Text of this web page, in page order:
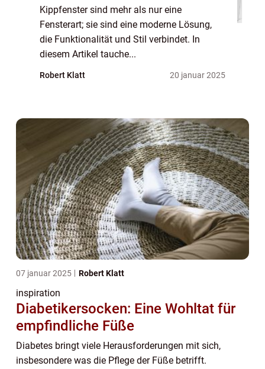
Kippfenster sind mehr als nur eine
Fensterart; sie sind eine moderne Lösung,
die Funktionalität und Stil verbindet. In
diesem Artikel tauche...
Robert Klatt 20 januar 2025
07 januar 2025 Robert Klatt
inspiration
Diabetikersocken: Eine Wohltat für
empfindliche Füße
Diabetes bringt viele Herausforderungen mit sich,
insbesondere was die Pflege der Füße betrifft.